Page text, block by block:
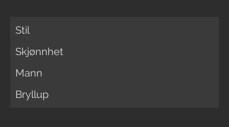
Stil
Skjønnhet
Mann
Bryllup